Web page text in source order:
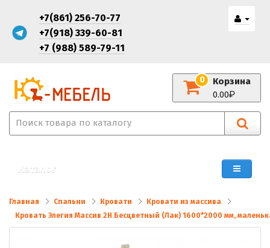
+7(861) 256-70-77
+7(918) 339-60-81
+7 (988) 589-79-11
Корзина
0
0.00
Каталог
Главная Спальни Кровати
Кровати из массива
Кровать Элегия Массив 2Н Бесцветный (Лак) 1600*2000 мм,